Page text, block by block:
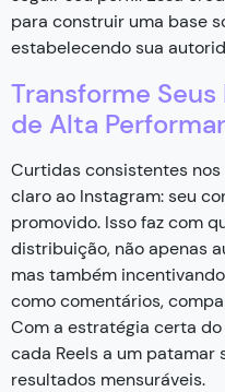
para construir uma base
estabelecendo sua
Transforme
de Alta
Curtidas consistentes nos
claro ao Instagram: seu
promovido. Isso faz com
distribuição, não apenas
mas também
como comentários,
Com a estratégia certa
cada Reels a um
resultados mensuráveis.